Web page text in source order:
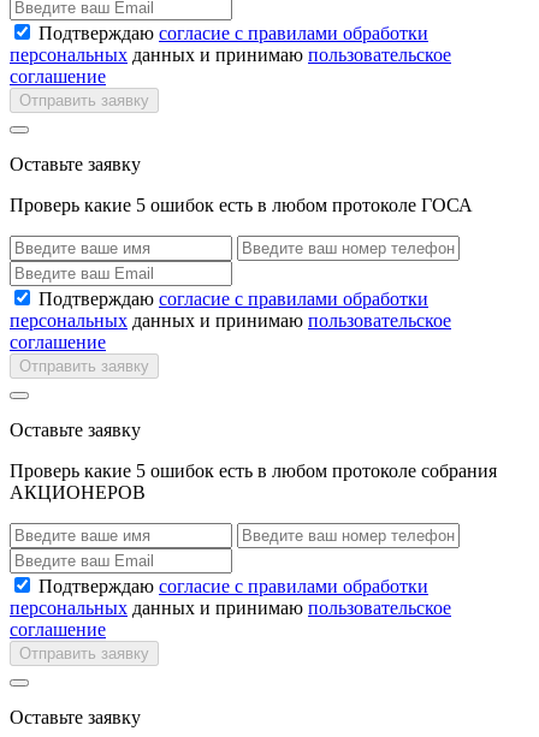
Подтверждаю согласие с правилами обработки
персональных данных и принимаю пользовательское
соглашение
Отправить заявку
Оставьте заявку
Проверь какие 5 ошибок есть в любом протоколе ГОСА
Подтверждаю согласие с правилами обработки
персональных данных и принимаю пользовательское
соглашение
Отправить заявку
Оставьте заявку
Проверь какие 5 ошибок есть в любом протоколе собрания
АКЦИОНЕРОВ
Подтверждаю согласие с правилами обработки
персональных данных и принимаю пользовательское
соглашение
Отправить заявку
Оставьте заявку